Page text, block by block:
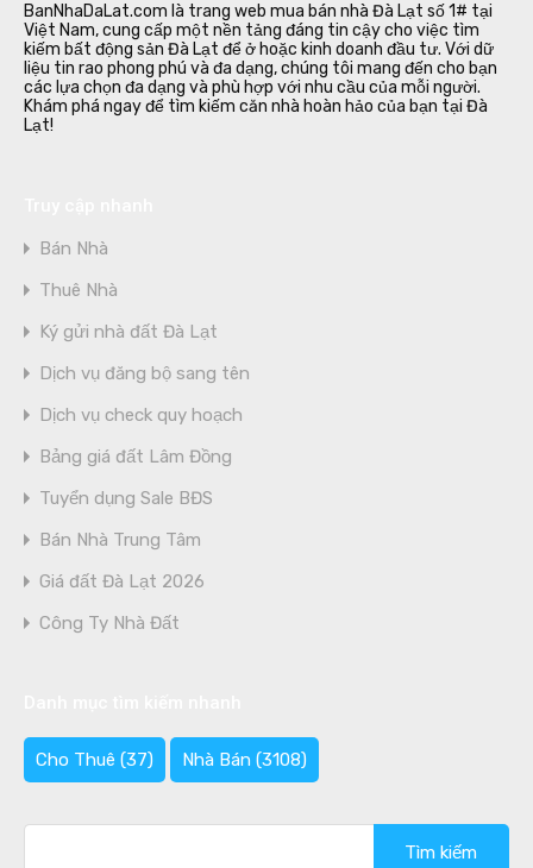
BanNhaDaLat.com là trang web mua bán nhà Đà Lạt số 1# tại
Việt Nam, cung cấp một nền tảng đáng tin cậy cho việc tìm
kiếm bất động sản Đà Lạt để ở hoặc kinh doanh đầu tư. Với dữ
liệu tin rao phong phú và đa dạng, chúng tôi mang đến cho bạn
các lựa chọn đa dạng và phù hợp với nhu cầu của mỗi người.
Khám phá ngay để tìm kiếm căn nhà hoàn hảo của bạn tại Đà
Lạt!
Bán Nhà
Thuê Nhà
Ký gửi nhà đất Đà Lạt
Dịch vụ đăng bộ sang tên
Dịch vụ check quy hoạch
Bảng giá đất Lâm Đồng
Tuyển dụng Sale BĐS
Bán Nhà Trung Tâm
Giá đất Đà Lạt 2026
Công Ty Nhà Đất
Cho Thuê (37) Nhà Bán (3108)
kiếm